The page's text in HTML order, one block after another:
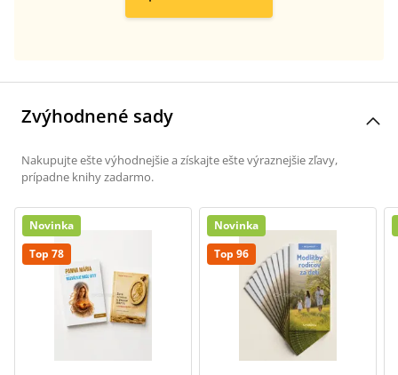
Zvýhodnené sady
Nakupujte ešte výhodnejšie a získajte ešte výraznejšie zľavy,
prípadne knihy zadarmo.
Novinka
Top 78
Novinka
Top 96